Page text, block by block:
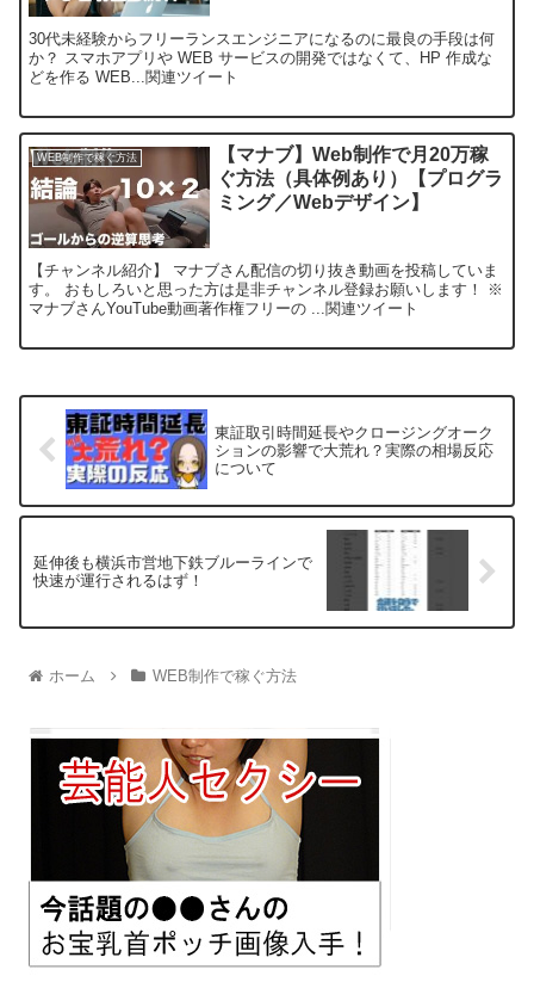
30代未経験からフリーランスエンジニアになるのに最良の手段は何
か？ スマホアプリや WEB サービスの開発ではなくて、HP 作成な
どを作る WEB...関連ツイート
WEB制作で稼ぐ方法
【マナブ】Web制作で月20万稼
ぐ方法（具体例あり）【プログラ
ミング／Webデザイン】
【チャンネル紹介】 マナブさん配信の切り抜き動画を投稿していま
す。 おもしろいと思った方は是非チャンネル登録お願いします！ ※
マナブさんYouTube動画著作権フリーの ...関連ツイート
東証取引時間延長やクロージングオーク
ションの影響で大荒れ？実際の相場反応
について
延伸後も横浜市営地下鉄ブルーラインで
快速が運行されるはず！
ホーム WEB制作で稼ぐ方法